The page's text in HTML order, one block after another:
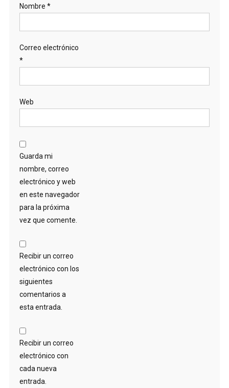
Nombre *
Correo electrónico
*
Web
Guarda mi
nombre, correo
electrónico y web
en este navegador
para la próxima
vez que comente.
Recibir un correo
electrónico con los
siguientes
comentarios a
esta entrada.
Recibir un correo
electrónico con
cada nueva
entrada.